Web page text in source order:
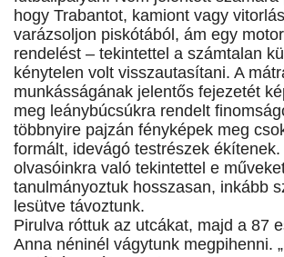
hogy Trabantot, kamiont vagy
varázsoljon piskótából, ám egy
rendelést – tekintettel a számtalan
kénytelen volt visszautasítani. A
munkásságának jelentős fejezetét
meg leánybúcsúkra rendelt
többnyire pajzán fényképek meg
formált, idevágó testrészek
olvasóinkra való tekintettel e
tanulmányoztuk hosszasan, inkább
lesütve távoztunk.
Pirulva róttuk az utcákat, majd a 87
Anna néninél vágytunk megpihenni.